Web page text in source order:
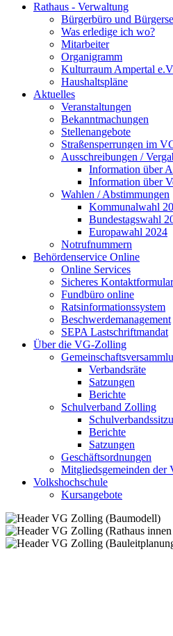
Rathaus - Verwaltung
Bürgerbüro und
Was erledige ich wo?
Mitarbeiter
Organigramm
Kulturraum Ampertal
Haushaltspläne
Aktuelles
Veranstaltungen
Bekanntmachungen
Stellenangebote
Straßensperrungen im
Ausschreibungen /
Information über
Information über
Wahlen / Abstimmungen
Kommunalwahl
Bundestagswahl
Europawahl 2024
Notrufnummern
Behördenservice Online
Online Services
Sicheres Kontaktformular
Fundbüro online
Ratsinformationssystem
Beschwerdemanagement
SEPA Lastschriftmandat
Über die VG-Zolling
Verbandsräte
Satzungen
Berichte
Schulverband Zolling
Berichte
Satzungen
Geschäftsordnungen
Mitgliedsgemeinden der
Volkshochschule
Kursangebote